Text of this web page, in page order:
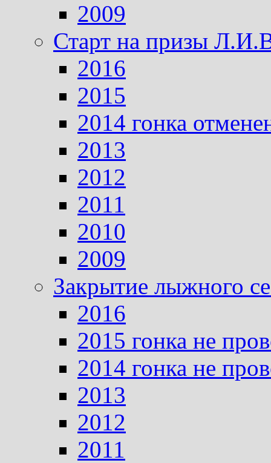
2009
Старт на призы
2016
2015
2014 гонка
2013
2012
2011
2010
2009
Закрытие лыжного
2016
2015 гонка не
2014 гонка не
2013
2012
2011